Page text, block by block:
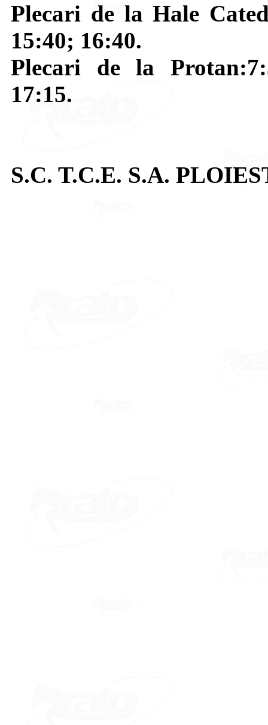
Plecari de la Hale
15:40; 16:40.
Plecari de la
17:15.
S.C. T.C.E. S.A.